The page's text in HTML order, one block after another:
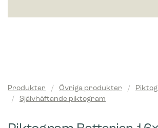
Produkter / Övriga produkter /
/
Självhäftande piktogram